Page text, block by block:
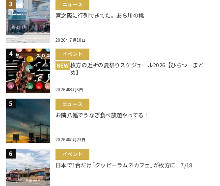
ニュース
宮之阪に行列できてた。あら川の桃
2026年7月10日
イベント
NEW 枚方の近所の夏祭りスケジュール2026【ひらつーまと
め】
2026年8月6日
ニュース
お隣八幡でうなぎ食べ放題やってる！
2026年7月23日
イベント
日本で1台だけ｢クッピーラムネカフェ｣が枚方に！7/18